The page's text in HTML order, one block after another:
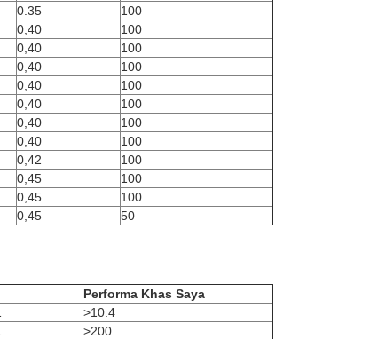
0.35
100
0,40
100
0,40
100
0,40
100
0,40
100
0,40
100
0,40
100
0,40
100
0,42
100
0,45
100
0,45
100
0,45 50
Performa Khas Saya
>10.4
>200